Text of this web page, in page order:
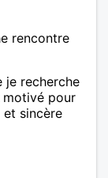
rencontre
je recherche
motivé pour
et sincère